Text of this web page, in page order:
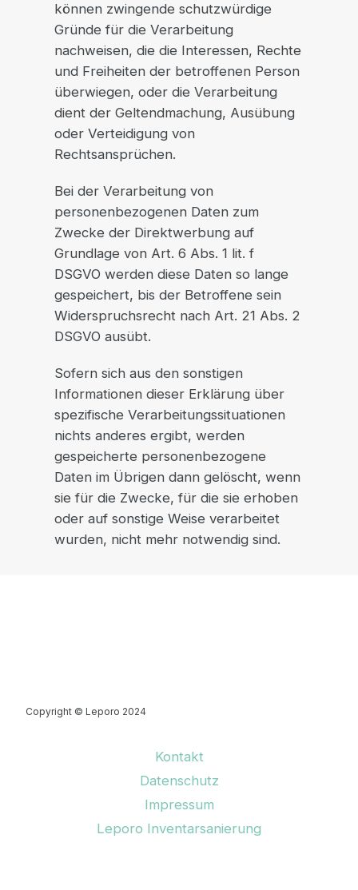
können zwingende schutzwürdige
Gründe für die Verarbeitung
nachweisen, die die Interessen, Rechte
und Freiheiten der betroffenen Person
überwiegen, oder die Verarbeitung
dient der Geltendmachung, Ausübung
oder Verteidigung von
Rechtsansprüchen.
Bei der Verarbeitung von
personenbezogenen Daten zum
Zwecke der Direktwerbung auf
Grundlage von Art. 6 Abs. 1 lit. f
DSGVO werden diese Daten so lange
gespeichert, bis der Betroffene sein
Widerspruchsrecht nach Art. 21 Abs. 2
DSGVO ausübt.
Sofern sich aus den sonstigen
Informationen dieser Erklärung über
spezifische Verarbeitungssituationen
nichts anderes ergibt, werden
gespeicherte personenbezogene
Daten im Übrigen dann gelöscht, wenn
sie für die Zwecke, für die sie erhoben
oder auf sonstige Weise verarbeitet
wurden, nicht mehr notwendig sind.
Copyright © Leporo 2024
Kontakt
Datenschutz
Impressum
Leporo Inventarsanierung